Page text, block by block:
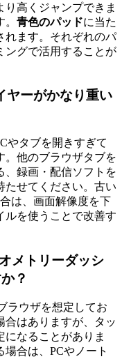
り高くジャンプできま
青色のパッドに当た
れます。それぞれのパ
ングで活用することが
ヤーがかなり重い
やタブを開きすぎて
。他のブラウザタブを
、録画・配信ソフトを
たせてください。古い
は、画面解像度を下
ルを使うことで改善す
メトリーダッシ
？
ラウザを想定してお
合はありますが、タッ
なることがありま
合は、PCやノート